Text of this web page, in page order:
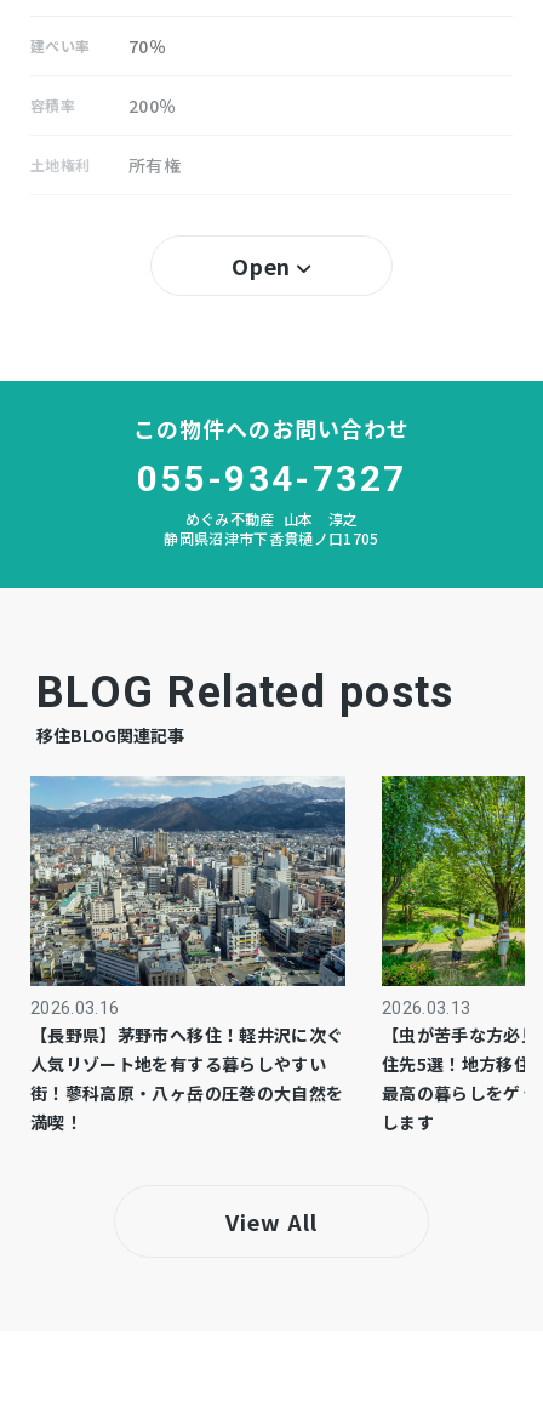
建ぺい率 70％
容積率 200％
土地権利 所有権
なし
上水道 上水道
ガス プロパン個別
都市計画 調整区域
用途地域 －
設備・条件
備考
上物解体後、更地渡し
●土砂災害警戒区域内（イエローゾーン）
●都市計画法43条または60条の許可が必要
●マックスバリュ伊豆長岡店…車で約11分（約
Open
この物件へのお問い合わせ
055-934-7327
めぐみ不動産 山本 淳之
静岡県沼津市下香貫樋ノ口1705
BLOG Related posts
移住BLOG関連記事
2026.03.16
【長野県】茅野市へ移住！軽井沢に次ぐ
人気リゾート地を有する暮らしやすい
街！蓼科高原・八ヶ岳の圧巻の大自然を
満喫！
2026.03.13
【虫が苦手な方必
住先5選！地方移住
最高の暮らしをゲ
します
View All